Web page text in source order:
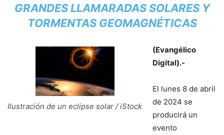
GRANDES LLAMARADAS SOLARES Y
TORMENTAS GEOMAGNÉTICAS
Ilustración de un eclipse solar / iStock
(Evangélico
Digital).-
El lunes 8 de abril
de 2024 se
producirá un
evento